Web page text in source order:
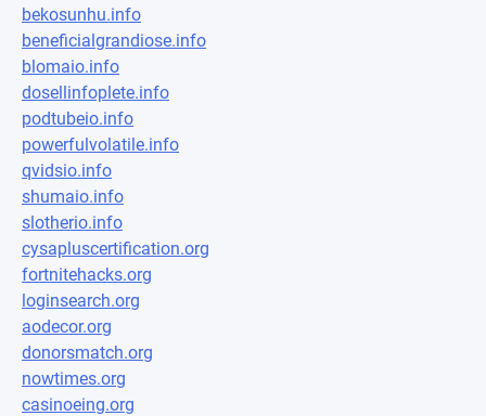
bekosunhu.info
beneficialgrandiose.info
blomaio.info
dosellinfoplete.info
podtubeio.info
powerfulvolatile.info
qvidsio.info
shumaio.info
slotherio.info
cysapluscertification.org
fortnitehacks.org
loginsearch.org
aodecor.org
donorsmatch.org
nowtimes.org
casinoeing.org